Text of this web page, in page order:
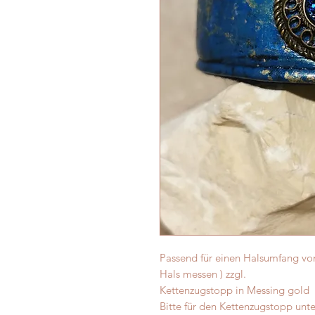
Passend für einen Halsumfang
Hals messen ) zzgl.
Kettenzugstopp in Messing gold
Bitte für den Kettenzugstopp